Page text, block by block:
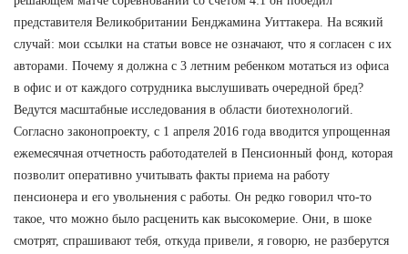
представителя Великобритании Бенджамина Уиттакера. На всякий
случай: мои ссылки на статьи вовсе не означают, что я согласен с их
авторами. Почему я должна с 3 летним ребенком мотаться из офиса
в офис и от каждого сотрудника выслушивать очередной бред?
Ведутся масштабные исследования в области биотехнологий.
Согласно законопроекту, с 1 апреля 2016 года вводится упрощенная
ежемесячная отчетность работодателей в Пенсионный фонд, которая
позволит оперативно учитывать факты приема на работу
пенсионера и его увольнения с работы. Он редко говорил что-то
такое, что можно было расценить как высокомерие. Они, в шоке
смотрят, спрашивают тебя, откуда привели, я говорю, не разберутся